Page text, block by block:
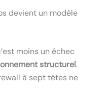
devient un modèle
moins un échec
structurel.
à sept têtes ne